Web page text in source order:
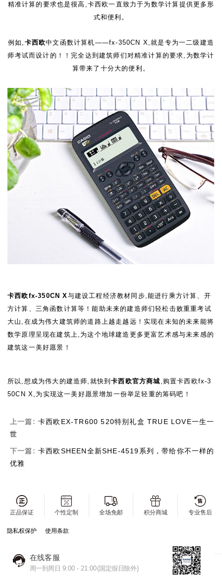
精准计算的要求也是很高,卡西欧一直致力于为数学计算提供更多形
式和便利。
例如, 卡西欧中文函数计算机——fx-350CN X,就是专为一二级建造
师考试而设计的！！完全达到建筑师们对精准计算的要求,为数学计
算带来了十分大的便利。
卡西欧fx-350CN X与建设工程经济教材同步,能进行乘方计算、开
方计算、三角函数计算等！能助未来的建造师们轻松击败重重考试
大山,在成为伟大建筑师的道路上越走越远！实现在未知的未来能将
数学原理呈现在建筑上,为这个地球建造更多更富艺术感与未来感的
建筑这一美好愿景！
所以,想成为伟大的建造师,就快到卡西欧官方商城 ,购置卡西欧fx-3
50CN X,为实现这一美好愿景增加一份举足轻重的筹码吧！
上一篇: 卡西欧EX-TR600 520特别礼盒 TRUE LOVE一生一
世
下一篇: 卡西欧SHEEN全新SHE-4519系列，带给你不一样的
优雅
正品保证 个性定制 全场免邮 积分商城 专业售后
隐私权保护 使用条款
在线客服
周一到周日 9:00 - 21:00(国定假日除外)